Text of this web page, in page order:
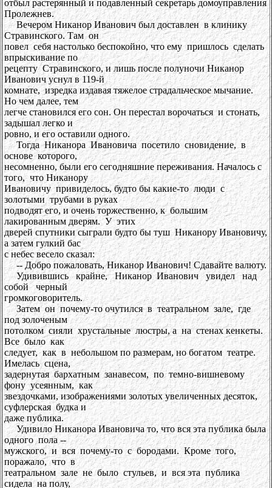
отбыл растерянный и подавленный секретарь домоуправления
Пролежнев.
Вечером Никанор Иванович был доставлен в клинику
Стравинского. Там он
повел себя настолько беспокойно, что ему пришлось сделать
впрыскивание по
рецепту Стравинского, и лишь после полуночи Никанор
Иванович уснул в 119-й
комнате, изредка издавая тяжелое страдальческое мычание.
Но чем далее, тем
легче становился его сон. Он перестал ворочаться и стонать,
задышал легко и
ровно, и его оставили одного.
Тогда Никанора Ивановича посетило сновидение, в
основе которого,
несомненно, были его сегодняшние переживания. Началось с
того, что Никанору
Ивановичу привиделось, будто бы какие-то люди с
золотыми трубами в руках
подводят его, и очень торжественно, к большим
лакированным дверям. У этих
дверей спутники сыграли будто бы туш Никанору Ивановичу,
а затем гулкий бас
с небес весело сказал:
-- Добро пожаловать, Никанор Иванович! Сдавайте валюту.
Удивившись крайне, Никанор Иванович увидел над
собой черный
громкоговоритель.
Затем он почему-то очутился в театральном зале, где
под золоченым
потолком сияли хрустальные люстры, а на стенах кенкеты.
Все было как
следует, как в небольшом по размерам, но богатом театре.
Имелась сцена,
задернутая бархатным занавесом, по темно-вишневому
фону усеянным, как
звездочками, изображениями золотых увеличенных десяток,
суфлерская будка и
даже публика.
Удивило Никанора Ивановича то, что вся эта публика была
одного пола --
мужского, и вся почему-то с бородами. Кроме того,
поражало, что в
театральном зале не было стульев, и вся эта публика
сидела на полу,